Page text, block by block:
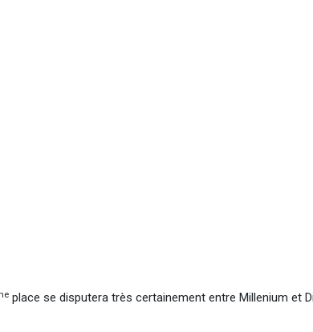
place se disputera très certainement entre Millenium et